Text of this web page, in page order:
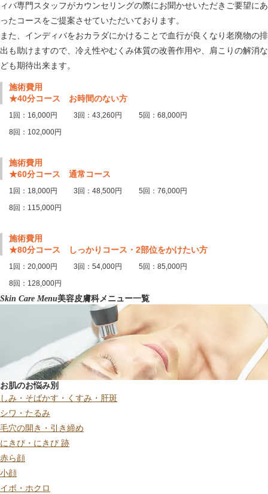
ィバ専門スタッフがカウンセリングの際にお聞かせいただきご要望にあ
ったコースをご提案させていただいております。
また、インディバをおカラダにかけることで血行が良くなり老廃物の排
出も助けますので、冷え性やむくみ体質の改善作用や、肩こりの解消な
ども期待出来ます。
施術費用
★40分コース お時間のない方
1回：16,000円 3回：43,260円 5回：68,000円
8回：102,000円
施術費用
★60分コース 通常コース
1回：18,000円 3回：48,500円 5回：76,000円
8回：115,000円
施術費用
★80分コース しっかりコース・2部位をかけたい方
1回：20,000円 3回：54,000円 5回：85,000円
8回：128,000円
Skin Care Menu美容皮膚科メニュー一覧
お肌のお悩み別
しみ・そばかす・くすみ・肝斑
シワ・たるみ
毛穴の開き・引き締め
にきび・にきび 跡
赤ら顔
小顔
イボ・ホクロ